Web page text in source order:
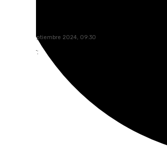
martes, 3 septiembre 2024, 09:30
Compartir: